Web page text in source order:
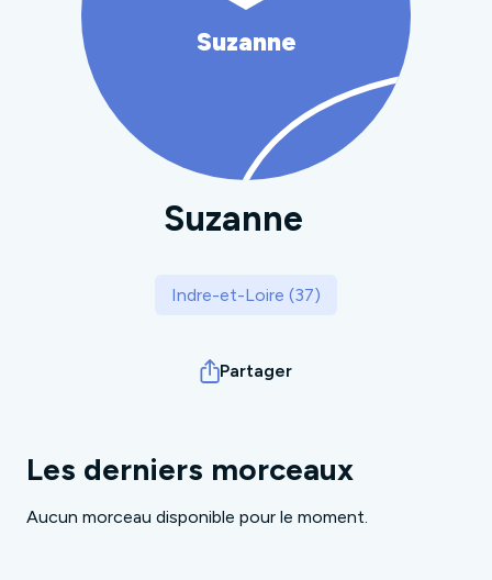
Suzanne
Suzanne
Indre-et-Loire (37)
Partager
Les derniers morceaux
Aucun morceau disponible pour le moment.